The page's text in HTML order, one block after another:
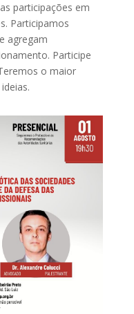
participações em
Participamos
agregam
Participe
o maior